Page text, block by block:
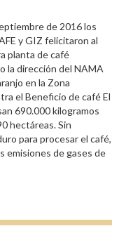
de 2016 los
y GIZ felicitaron al
planta de café
la dirección del NAMA
en la Zona
el Beneficio de café El
690.000 kilogramos
hectáreas. Sin
para procesar el café,
emisiones de gases de